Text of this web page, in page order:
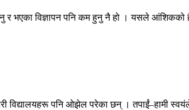
र भएका विज्ञापन पनि कम हुनु नै हो । यसले आंशिकको
विद्यालयहरू पनि ओझेल परेका छन् । तपाईं–हामी